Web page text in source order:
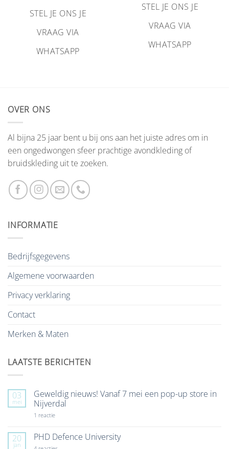
STEL JE ONS JE
VRAAG VIA
WHATSAPP
STEL JE ONS JE
VRAAG VIA
WHATSAPP
OVER ONS
Al bijna 25 jaar bent u bij ons aan het juiste adres om in
een ongedwongen sfeer prachtige avondkleding of
bruidskleding uit te zoeken.
INFORMATIE
Bedrijfsgegevens
Algemene voorwaarden
Privacy verklaring
Contact
Merken & Maten
LAATSTE BERICHTEN
03
mei
Geweldig nieuws! Vanaf 7 mei een pop-up store in
Nijverdal
1 reactieop
Vanaf
7
20
jan
PHD Defence University